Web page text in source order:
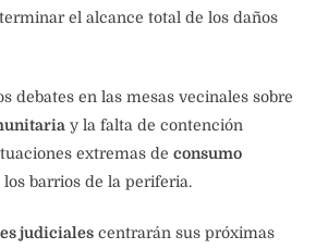
el alcance total de los daños
debates en las mesas vecinales sobre
y la falta de contención
extremas de consumo
los barrios de la periferia.
judiciales centrarán sus próximas